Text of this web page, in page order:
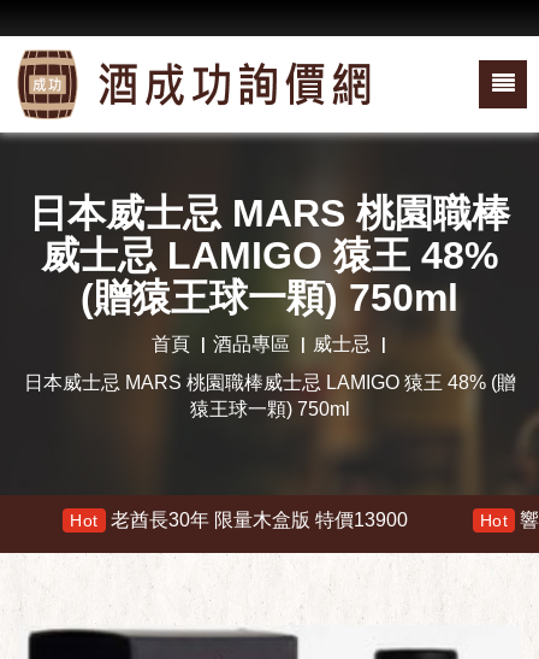
日本威士忌 MARS 桃園職棒
威士忌 LAMIGO 猿王 48%
(贈猿王球一顆) 750ml
首頁 酒品專區
威士忌
日本威士忌 MARS 桃園職棒威士忌 LAMIGO 猿王 48% (贈
猿王球一顆) 750ml
老酋長30年 限量木盒版 特價13900 響 30